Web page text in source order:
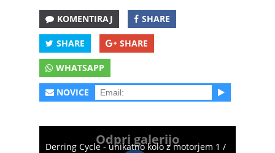
KOMENTIRAJ SHARE
SHARE SHARE
WHATSAPP
NOVICE
Odpri galerijo
Derring Cycle - unikatno kolo z motorjem 1 /